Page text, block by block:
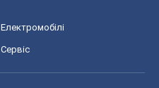
Електромобілі
Сервіс